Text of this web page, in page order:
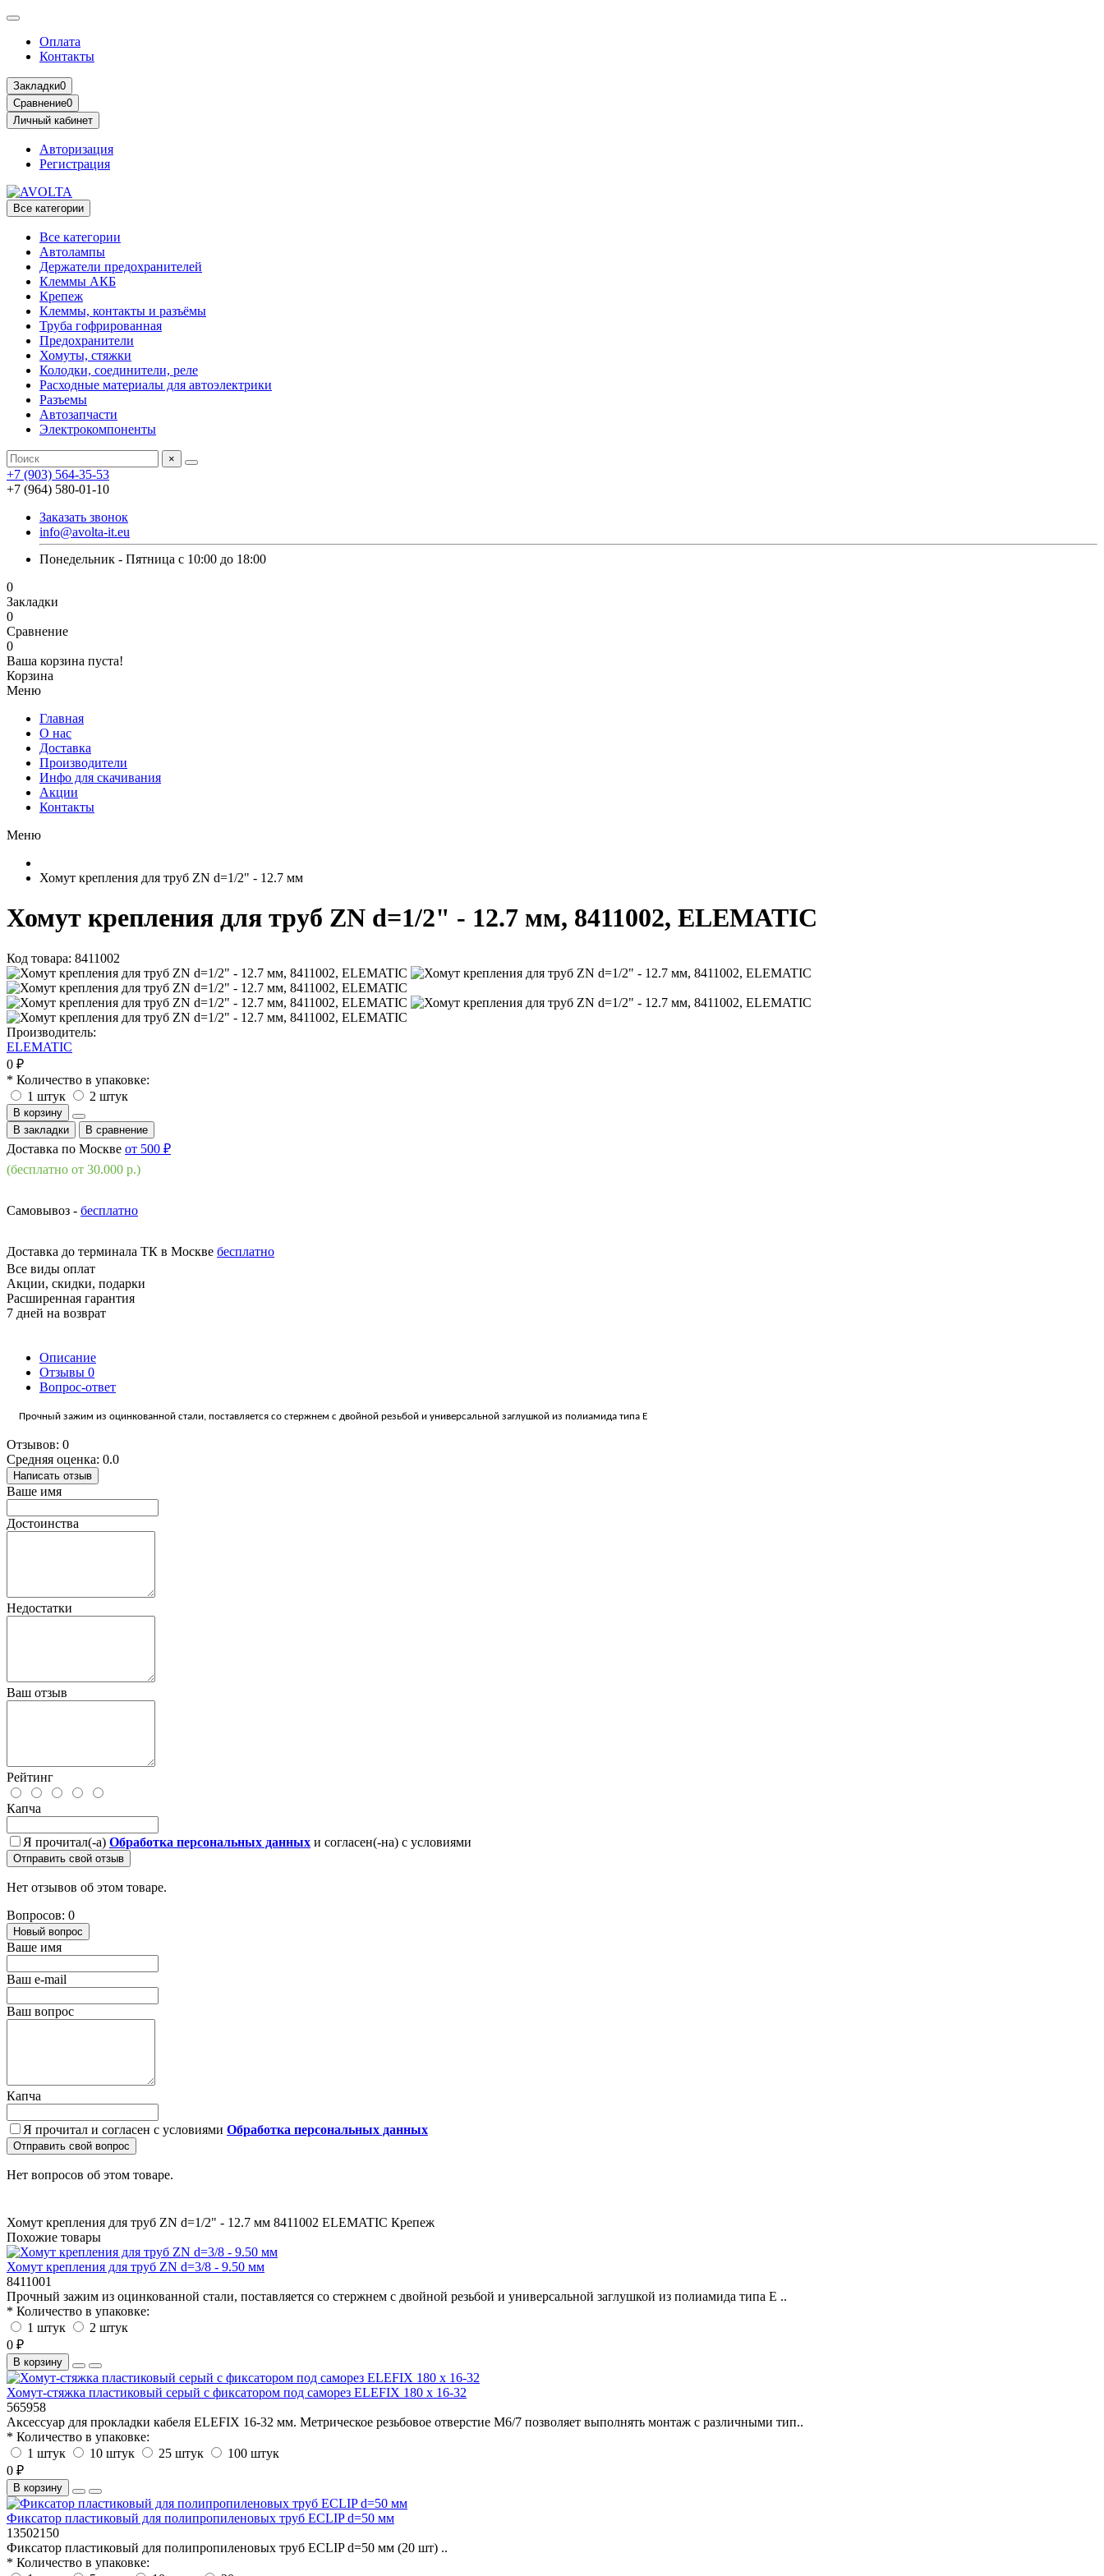
Оплата
Контакты
Закладки0
Сравнение0
Личный кабинет
Авторизация
Регистрация
Все категории
Все категории
Автолампы
Держатели предохранителей
Клеммы АКБ
Крепеж
Клеммы, контакты и разъёмы
Труба гофрированная
Предохранители
Хомуты, стяжки
Колодки, соединители, реле
Расходные материалы для автоэлектрики
Разъемы
Автозапчасти
Электрокомпоненты
×
+7 (903) 564-35-53
+7 (964) 580-01-10
Заказать звонок
info@avolta-it.eu
Понедельник - Пятница с 10:00 до 18:00
0
Закладки
0
Сравнение
0
Ваша корзина пуста!
Корзина
Меню
Главная
О нас
Доставка
Производители
Инфо для скачивания
Акции
Контакты
Меню
Хомут крепления для труб ZN d=1/2" - 12.7 мм
Хомут крепления для труб ZN d=1/2" - 12.7 мм, 8411002, ELEMATIC
Код товара: 8411002
Производитель:
ELEMATIC
0 ₽
* Количество в упаковке:
1 штук
2 штук
В корзину
В закладки
В сравнение
Доставка по Москве от 500 ₽
(бесплатно от 30.000 р.)
Самовывоз - бесплатно
Доставка до терминала ТК в Москве бесплатно
Все виды оплат
Акции, скидки, подарки
Расширенная гарантия
7 дней на возврат
Описание
Отзывы 0
Вопрос-ответ
Прочный зажим из оцинкованной стали, поставляется со стержнем с двойной резьбой и универсальной заглушкой из полиамида типа E
Отзывов: 0
Средняя оценка: 0.0
Написать отзыв
Ваше имя
Достоинства
Недостатки
Ваш отзыв
Рейтинг
Капча
Я прочитал(-а) Обработка персональных данных и согласен(-на) с условиями
Отправить свой отзыв
Нет отзывов об этом товаре.
Вопросов: 0
Новый вопрос
Ваше имя
Ваш e-mail
Ваш вопрос
Капча
Я прочитал и согласен с условиями Обработка персональных данных
Отправить свой вопрос
Нет вопросов об этом товаре.
Хомут крепления для труб ZN d=1/2" - 12.7 мм 8411002 ELEMATIC Крепеж
Похожие товары
Хомут крепления для труб ZN d=3/8 - 9.50 мм
8411001
Прочный зажим из оцинкованной стали, поставляется со стержнем с двойной резьбой и универсальной заглушкой из полиамида типа E ..
* Количество в упаковке:
1 штук
2 штук
0 ₽
В корзину
Хомут-стяжка пластиковый серый с фиксатором под саморез ELEFIX 180 х 16-32
565958
Аксессуар для прокладки кабеля ELEFIX 16-32 мм. Метрическое резьбовое отверстие M6/7 позволяет выполнять монтаж с различными тип..
* Количество в упаковке:
1 штук
10 штук 25 штук
100 штук
0 ₽
В корзину
Фиксатор пластиковый для полипропиленовых труб ECLIP d=50 мм
13502150
Фиксатор пластиковый для полипропиленовых труб ECLIP d=50 мм (20 шт) ..
* Количество в упаковке: